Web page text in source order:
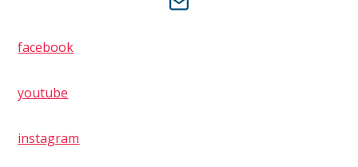
facebook
youtube
instagram